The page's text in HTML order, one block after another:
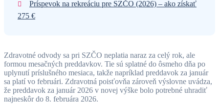
Príspevok na rekreáciu pre SZČO (2026) – ako získať
275 €
Zdravotné odvody sa pri SZČO neplatia naraz za celý rok, ale
formou mesačných preddavkov. Tie sú splatné do ôsmeho dňa po
uplynutí príslušného mesiaca, takže napríklad preddavok za január
sa platí vo februári. Zdravotná poisťovňa zároveň výslovne uvádza,
že preddavok za január 2026 v novej výške bolo potrebné uhradiť
najneskôr do 8. februára 2026.